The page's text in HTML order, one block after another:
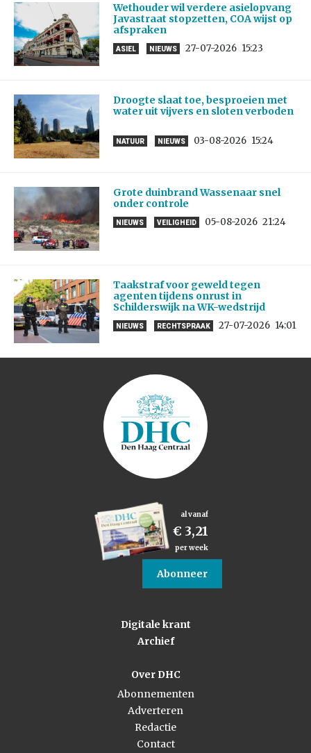
Wethouder wil verdere asielopvang
Javastraat stopzetten, COA wijst op
afspraken
ASIEL NIEUWS 27-07-2026 15:23
Droogte slaat toe, besproeien met
water uit vijvers en sloten verboden
NATUUR NIEUWS 03-08-2026 15:24
Grote duinbrand Wassenaar snel
onder controle
NIEUWS VEILIGHEID 05-08-2026 21:24
Taakstraf voor geweld tegen
agenten tijdens onrust in
Schilderswijk na WK-wedstrijd
NIEUWS RECHTSPRAAK 27-07-2026 14:01
al vanaf
€ 3,21
per week
Abonneer
Digitale krant
Archief
Over DHC
Abonnementen
Adverteren
Redactie
Contact